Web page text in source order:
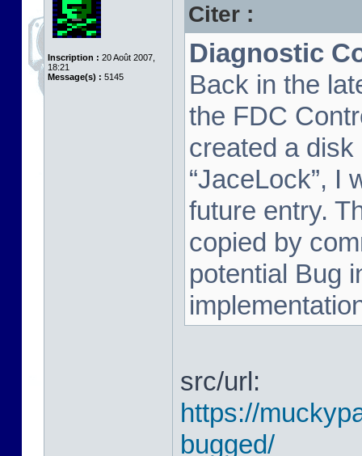
Inscription : 20 Août 2007,
18:21
Message(s) : 5145
Citer :
Diagnostic
Back in the
the FDC
created a
“JaceLock”, I
future entry.
copied by
potential Bug
src/url:
https://
bugged/